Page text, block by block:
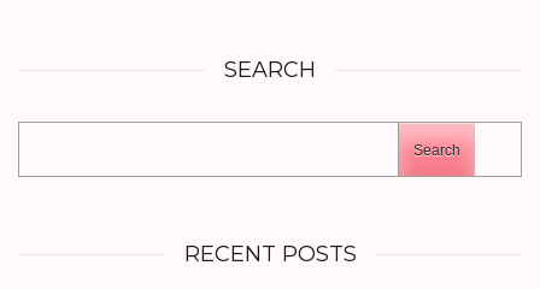
SEARCH
Search
RECENT POSTS